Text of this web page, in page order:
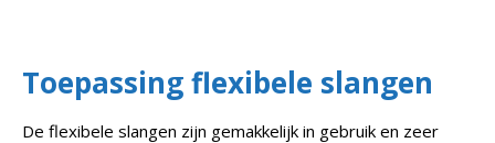
Toepassing flexibele slangen
De flexibele slangen zijn gemakkelijk in gebruik en zeer